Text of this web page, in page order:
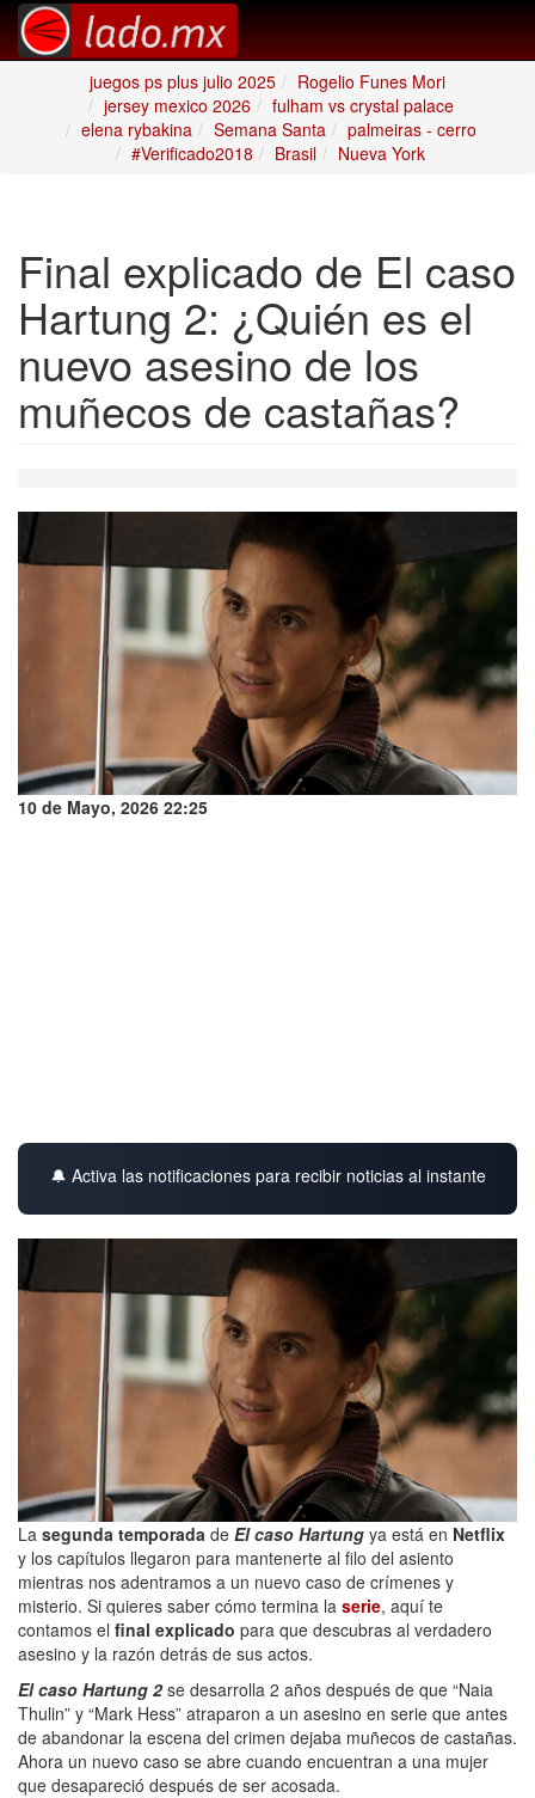
juegos ps plus julio 2025
Rogelio Funes Mori
jersey mexico 2026
fulham vs crystal palace
elena rybakina
Semana Santa
palmeiras - cerro
#Verificado2018
Brasil Nueva York
Final explicado de El caso
Hartung 2: ¿Quién es el
nuevo asesino de los
muñecos de castañas?
10 de Mayo, 2026 22:25
🔔 Activa las notificaciones para recibir noticias al instante
La segunda temporada de El caso Hartung ya está en Netflix
y los capítulos llegaron para mantenerte al filo del asiento
mientras nos adentramos a un nuevo caso de crímenes y
misterio. Si quieres saber cómo termina la serie, aquí te
contamos el final explicado para que descubras al verdadero
asesino y la razón detrás de sus actos.
El caso Hartung 2se desarrolla 2 años después de que “Naia
Thulin” y “Mark Hess” atraparon a un asesino en serie que antes
de abandonar la escena del crimen dejaba muñecos de castañas.
Ahora un nuevo caso se abre cuando encuentran a una mujer
que desapareció después de ser acosada.